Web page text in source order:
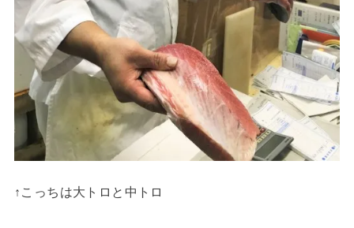
↑こっちは大トロと中トロ